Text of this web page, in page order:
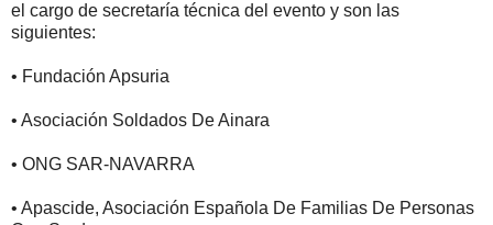
el cargo de secretaría técnica del evento y son las
siguientes:
• Fundación Apsuria
• Asociación Soldados De Ainara
• ONG SAR-NAVARRA
• Apascide, Asociación Española De Familias De Personas